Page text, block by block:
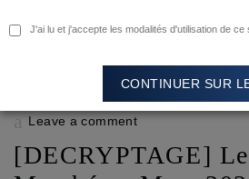
onLeave a comment
[DECRYPTAGE]
J'ai lu et j'accepte les modalités d'utilisation de ce
CONTINUER SUR